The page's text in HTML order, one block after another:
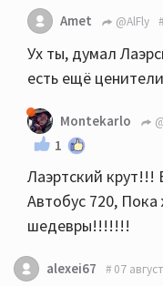
Amet @AlFly
Ух ты, думал
есть ещё
Montekarlo
1
Лаэртский крут!!!
Автобус 720,
шедевры!!!!!!!
alexei67 07